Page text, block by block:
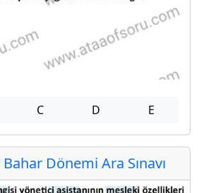
C D E
Dönemi Ara Sınavı